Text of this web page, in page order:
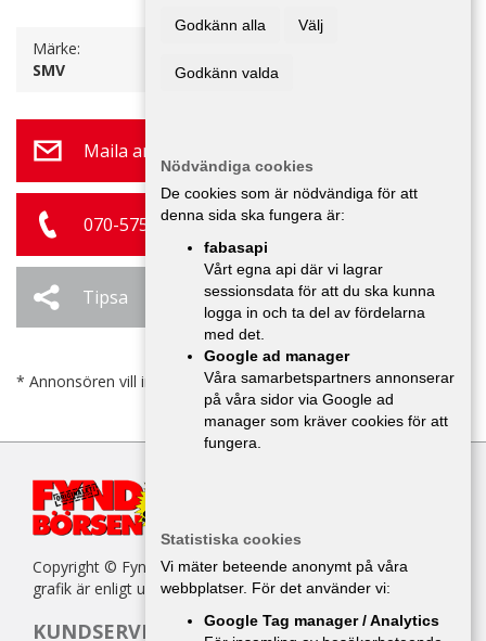
Märke:
SMV
1964
Maila annonsör
070-575 55 92
Tipsa Ändra / Ta bort
* Annonsören vill inte bli kontaktad av försäljare.
Copyright © Fyndbörsen. All kopiering av texter, bilder eller
grafik är enligt upphovsrättslagen förbjuden.
KUNDSERVICE
Godkänn alla Välj
Godkänn valda
Nödvändiga cookies
De cookies som är nödvändiga för att
denna sida ska fungera är:
fabasapi
Vårt egna api där vi lagrar
sessionsdata för att du ska kunna
logga in och ta del av fördelarna
med det.
Google ad manager
Våra samarbetspartners annonserar
på våra sidor via Google ad
manager som kräver cookies för att
fungera.
Statistiska cookies
Vi mäter beteende anonymt på våra
webbplatser. För det använder vi:
Google Tag manager / Analytics